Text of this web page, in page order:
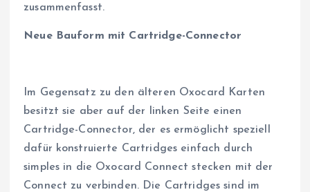
zusammenfasst.
Neue Bauform mit Cartridge-Connector
Im Gegensatz zu den älteren Oxocard Karten
besitzt sie aber auf der linken Seite einen
Cartridge-Connector, der es ermöglicht speziell
dafür konstruierte Cartridges einfach durch
simples in die Oxocard Connect stecken mit der
Connect zu verbinden. Die Cartridges sind im